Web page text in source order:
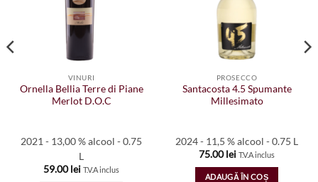
VINURI
Ornella Bellia Terre di Piane
Merlot D.O.C
2021 - 13,00 % alcool - 0.75
L
59.00lei T.V.A inclus
PROSECCO
Santacosta 4.5 Spumante
Millesimato
2024 - 11,5 % alcool - 0.75 L
75.00lei T.V.A inclus
ADAUGĂ ÎN COȘ